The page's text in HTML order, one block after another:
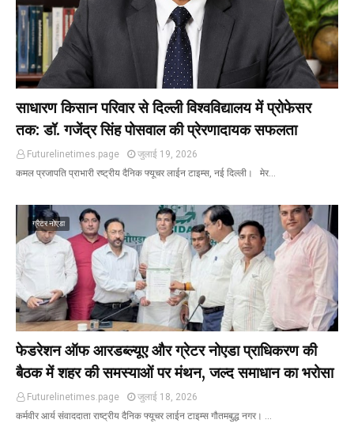
साधारण किसान परिवार से दिल्ली विश्वविद्यालय में प्रोफेसर
तक: डॉ. गजेंद्र सिंह पोसवाल की प्रेरणादायक सफलता
Futurelinetimes.page
जुलाई 19, 2026
कमल प्रजापति प्राभारी रष्ट्रीय दैनिक फ्यूचर लाईन टाइम्स, नई दिल्ली। मेर…
ग्रैटर नोएडा
फेडरेशन ऑफ आरडब्ल्यूए और ग्रेटर नोएडा प्राधिकरण की
बैठक में शहर की समस्याओं पर मंथन, जल्द समाधान का भरोसा
Futurelinetimes.page
जुलाई 18, 2026
कर्मवीर आर्य संवाददाता राष्ट्रीय दैनिक फ्यूचर लाईन टाइम्स गौतमबुद्ध नगर। …